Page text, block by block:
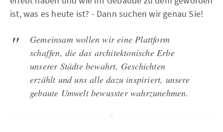
ist, was es heute ist? - Dann suchen wir genau Sie!
Gemeinsam wollen wir eine Plattform
schaffen, die das architektonische Erbe
unserer Städte bewahrt, Geschichten
erzählt und uns alle dazu inspiriert, unsere
gebaute Umwelt bewusster wahrzunehmen.